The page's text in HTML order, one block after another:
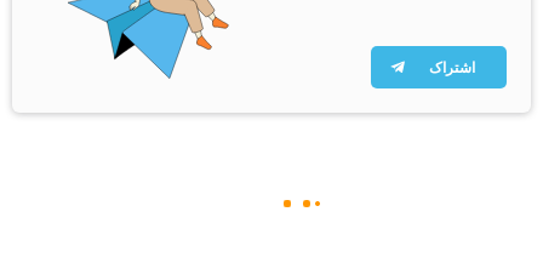
اشتراک